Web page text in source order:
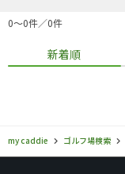
0〜0件／0件
新着順
my caddie ゴルフ場検索